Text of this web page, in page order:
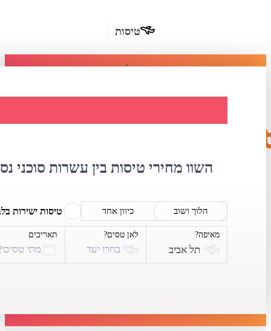
טיסות
מומלץ
בחו"ל
השכרת
רכב
השוו מחירי טיסות בין עשרות סוכני
הלוך ושוב כיוון אחד טיסות ישירות
מאיפה?
תל אביב
לאן טסים?
בחרו יעד
תאריכים
מתי